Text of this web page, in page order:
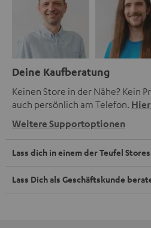
Deine Kaufberatung
Keinen Store in der Nähe? Kein
auch persönlich am Telefon.
Weitere Supportoptionen
Lass dich in einem der Teufel
Lass Dich als Geschäftskunde